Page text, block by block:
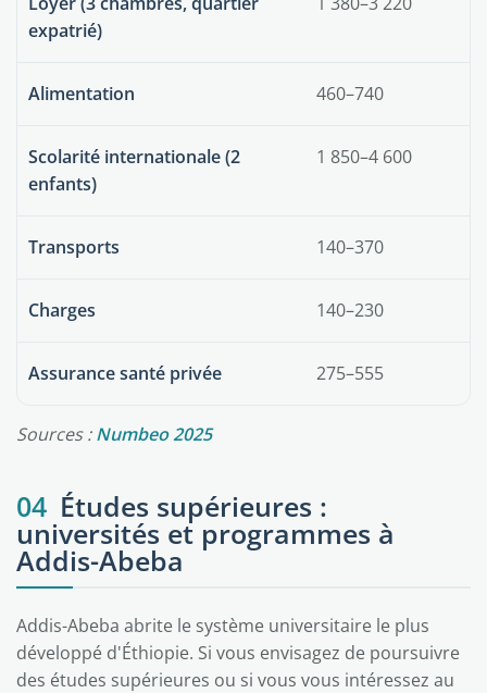
expatrié)
Alimentation 460–740
Scolarité internationale (2
enfants)
1 850–4 600
Transports 140–370
Charges 140–230
Assurance santé privée 275–555
Sources :Numbeo 2025
04 Études supérieures :
universités et programmes à
Addis-Abeba
Addis-Abeba abrite le système universitaire le plus
développé d'Éthiopie. Si vous envisagez de poursuivre
des études supérieures ou si vous vous intéressez au